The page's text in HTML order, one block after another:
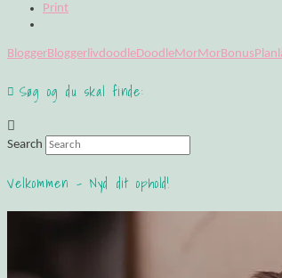
Print
BloggerBloggerlivdoodleDoodleMorMorBonus
Søg og du skal finde:
Search
Velkommen – Nyd dit ophold!